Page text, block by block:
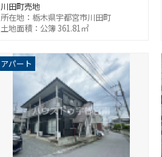
川田町売地
所在地：栃木県宇都宮市川田町
土地面積：公簿 361.81㎡
アパート